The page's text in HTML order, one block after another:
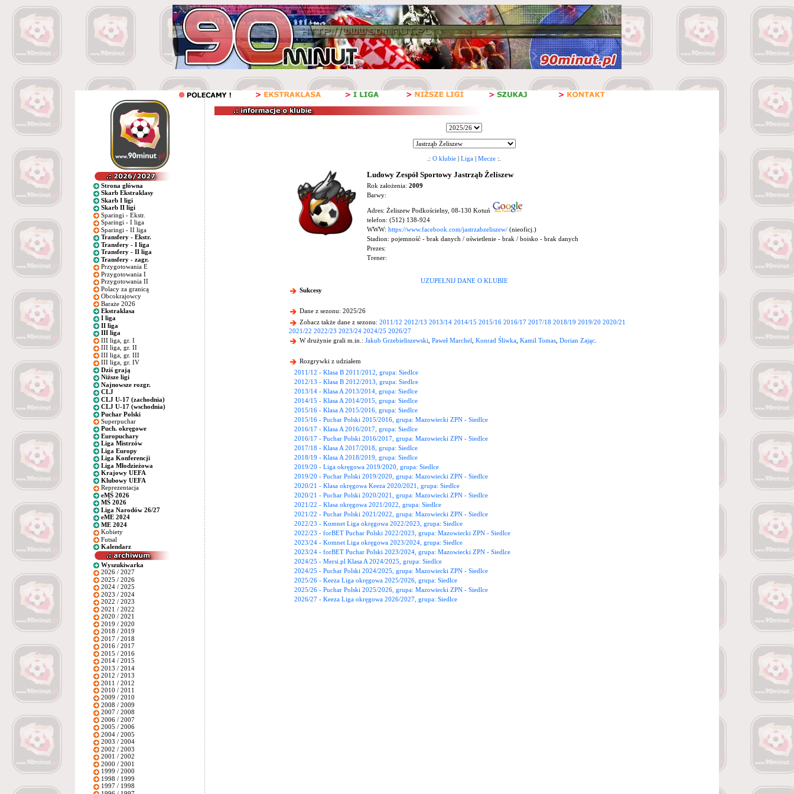
Strona główna
Skarb Ekstraklasy
Skarb I ligi
Skarb II ligi
Sparingi - Ekstr.
Sparingi - I liga
Sparingi - II liga
Transfery - Ekstr.
Transfery - I liga
Transfery - II liga
Transfery - zagr.
Przygotowania E
Przygotowania I
Przygotowania II
Polacy za granicą
Obcokrajowcy
Baraże 2026
Ekstraklasa
I liga
II liga
III liga
III liga, gr. I
III liga, gr. II
III liga, gr. III
III liga, gr. IV
Dziś grają
Niższe ligi
Najnowsze rozgr.
CLJ
CLJ U-17 (zachodnia)
CLJ U-17 (wschodnia)
Puchar Polski
Superpuchar
Puch. okręgowe
Europuchary
Liga Mistrzów
Liga Europy
Liga Konferencji
Liga Młodzieżowa
Krajowy UEFA
Klubowy UEFA
Reprezentacja
eMŚ 2026
MŚ 2026
Liga Narodów 26/27
eME 2024
ME 2024
Kobiety
Futsal
Kalendarz
Wyszukiwarka
2026 / 2027
2025 / 2026
2024 / 2025
2023 / 2024
2022 / 2023
2021 / 2022
2020 / 2021
2019 / 2020
2018 / 2019
2017 / 2018
2016 / 2017
2015 / 2016
2014 / 2015
2013 / 2014
2012 / 2013
2011 / 2012
2010 / 2011
2009 / 2010
2008 / 2009
2007 / 2008
2006 / 2007
2005 / 2006
2004 / 2005
2003 / 2004
2002 / 2003
2001 / 2002
2000 / 2001
1999 / 2000
1998 / 1999
1997 / 1998
.: O klubie | Liga | Mecze :.
Ludowy Zespół Sportowy Jastrząb Żeliszew
Rok założenia: 2009
Barwy:
Adres: Żeliszew Podkościelny, 08-130 Kotuń
telefon: (512) 138-924
WWW: https://www.facebook.com/jastrzabzeliszew/(nieoficj.)
Stadion: pojemność - brak danych / oświetlenie - brak / boisko - brak danych
Prezes:
Trener:
UZUPEŁNIJ DANE O KLUBIE
Sukcesy
Dane z sezonu: 2025/26
Zobacz także dane z sezonu: 2011/12 2012/13 2013/14 2014/15 2015/16 2016/17 2017/18 2018/19 2019/20 2020/21
2021/22 2022/23 2023/24 2024/25 2026/27
W drużynie grali m.in.: Jakub Grzebieliszewski Paweł Marchel Konrad Śliwka, Kamil Tomas, Dorian Zając.
Rozgrywki z udziałem
2011/12 - Klasa B 2011/2012, grupa: Siedlce
2012/13 - Klasa B 2012/2013, grupa: Siedlce
2013/14 - Klasa A 2013/2014, grupa: Siedlce
2014/15 - Klasa A 2014/2015, grupa: Siedlce
2015/16 - Klasa A 2015/2016, grupa: Siedlce
2015/16 - Puchar Polski 2015/2016, grupa: Mazowiecki ZPN - Siedlce
2016/17 - Klasa A 2016/2017, grupa: Siedlce
2016/17 - Puchar Polski 2016/2017, grupa: Mazowiecki ZPN - Siedlce
2017/18 - Klasa A 2017/2018, grupa: Siedlce
2018/19 - Klasa A 2018/2019, grupa: Siedlce
2019/20 - Liga okręgowa 2019/2020, grupa: Siedlce
2019/20 - Puchar Polski 2019/2020, grupa: Mazowiecki ZPN - Siedlce
2020/21 - Klasa okręgowa Keeza 2020/2021, grupa: Siedlce
2020/21 - Puchar Polski 2020/2021, grupa: Mazowiecki ZPN - Siedlce
2021/22 - Klasa okręgowa 2021/2022, grupa: Siedlce
2021/22 - Puchar Polski 2021/2022, grupa: Mazowiecki ZPN - Siedlce
2022/23 - Komnet Liga okręgowa 2022/2023, grupa: Siedlce
2022/23 - forBET Puchar Polski 2022/2023, grupa: Mazowiecki ZPN - Siedlce
2023/24 - Komnet Liga okręgowa 2023/2024, grupa: Siedlce
2023/24 - forBET Puchar Polski 2023/2024, grupa: Mazowiecki ZPN - Siedlce
2024/25 - Mersi.pl Klasa A 2024/2025, grupa: Siedlce
2024/25 - Puchar Polski 2024/2025, grupa: Mazowiecki ZPN - Siedlce
2025/26 - Keeza Liga okręgowa 2025/2026, grupa: Siedlce
2025/26 - Puchar Polski 2025/2026, grupa: Mazowiecki ZPN - Siedlce
2026/27 - Keeza Liga okręgowa 2026/2027, grupa: Siedlce